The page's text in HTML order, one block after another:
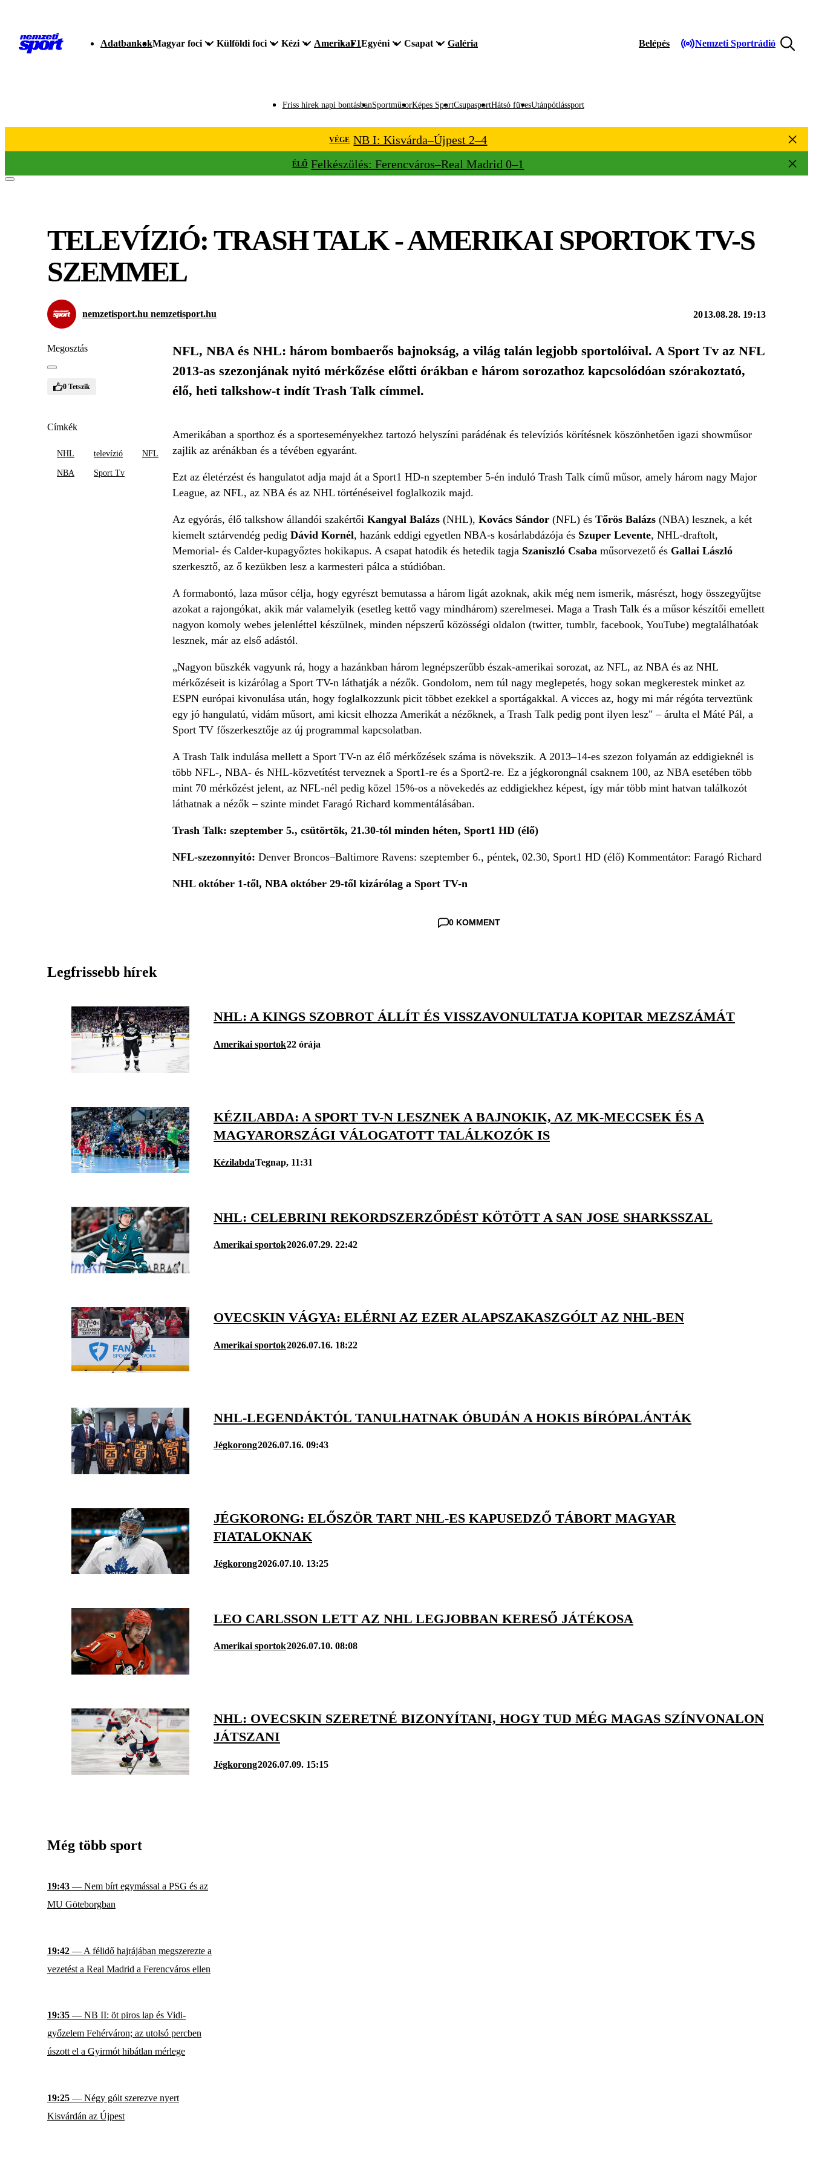
AdatbankokMagyar foci Külföldi foci Kézi AmerikaF1Egyéni Csapat Galéria Belépés Nemzeti Sportrádió
Friss hírek napi bontásbanSportműsorKépes SportCsupasportHátsó füvesUtánpótlássport
VÉGE NB I: Kisvárda–Újpest 2–4
ÉLŐ Felkészülés: Ferencváros–Real Madrid 0–1
TELEVÍZIÓ: TRASH TALK - AMERIKAI SPORTOK TV-S
SZEMMEL
nemzetisport.hu nemzetisport.hu 2013.08.28. 19:13
Megosztás
0 Tetszik
Címkék
NHL televízió NFL
NBA Sport Tv
NFL, NBA és NHL: három bombaerős bajnokság, a világ talán legjobb sportolóival. A Sport Tv az NFL
2013-as szezonjának nyitó mérkőzése előtti órákban e három sorozathoz kapcsolódóan szórakoztató,
élő, heti talkshow-t indít Trash Talk címmel.
Amerikában a sporthoz és a sporteseményekhez tartozó helyszíni parádénak és televíziós körítésnek köszönhetően igazi showműsor
zajlik az arénákban és a tévében egyaránt.
Ezt az életérzést és hangulatot adja majd át a Sport1 HD-n szeptember 5-én induló Trash Talk című műsor, amely három nagy Major
League, az NFL, az NBA és az NHL történéseivel foglalkozik majd.
Az egyórás, élő talkshow állandói szakértői Kangyal Balázs(NHL), Kovács Sándor (NFL) és Tőrös Balázs (NBA) lesznek, a két
kiemelt sztárvendég pedig Dávid Kornél, hazánk eddigi egyetlen NBA-s kosárlabdázója és Szuper Levente, NHL-draftolt,
Memorial- és Calder-kupagyőztes hokikapus. A csapat hatodik és hetedik tagja Szaniszló Csabaműsorvezető és Gallai László
szerkesztő, az ő kezükben lesz a karmesteri pálca a stúdióban.
A formabontó, laza műsor célja, hogy egyrészt bemutassa a három ligát azoknak, akik még nem ismerik, másrészt, hogy összegyűjtse
azokat a rajongókat, akik már valamelyik (esetleg kettő vagy mindhárom) szerelmesei. Maga a Trash Talk és a műsor készítői emellett
nagyon komoly webes jelenléttel készülnek, minden népszerű közösségi oldalon (twitter, tumblr, facebook, YouTube) megtalálhatóak
lesznek, már az első adástól.
„Nagyon büszkék vagyunk rá, hogy a hazánkban három legnépszerűbb észak-amerikai sorozat, az NFL, az NBA és az NHL
mérkőzéseit is kizárólag a Sport TV-n láthatják a nézők. Gondolom, nem túl nagy meglepetés, hogy sokan megkerestek minket az
ESPN európai kivonulása után, hogy foglalkozzunk picit többet ezekkel a sportágakkal. A vicces az, hogy mi már régóta terveztünk
egy jó hangulatú, vidám műsort, ami kicsit elhozza Amerikát a nézőknek, a Trash Talk pedig pont ilyen lesz" – árulta el Máté Pál, a
Sport TV főszerkesztője az új programmal kapcsolatban.
A Trash Talk indulása mellett a Sport TV-n az élő mérkőzések száma is növekszik. A 2013–14-es szezon folyamán az eddigieknél is
több NFL-, NBA- és NHL-közvetítést terveznek a Sport1-re és a Sport2-re. Ez a jégkorongnál csaknem 100, az NBA esetében több
mint 70 mérkőzést jelent, az NFL-nél pedig közel 15%-os a növekedés az eddigiekhez képest, így már több mint hatvan találkozót
láthatnak a nézők – szinte mindet Faragó Richard kommentálásában.
Trash Talk: szeptember 5., csütörtök, 21.30-tól minden héten, Sport1 HD (élő)
NFL-szezonnyitó: Denver Broncos–Baltimore Ravens: szeptember 6., péntek, 02.30, Sport1 HD (élő) Kommentátor: Faragó Richard
NHL október 1-től, NBA október 29-től kizárólag a Sport TV-n
0 KOMMENT
Legfrissebb hírek
NHL: A KINGS SZOBROT ÁLLÍT ÉS VISSZAVONULTATJA KOPITAR MEZSZÁMÁT
Amerikai sportok22 órája
KÉZILABDA: A SPORT TV-N LESZNEK A BAJNOKIK, AZ MK-MECCSEK ÉS A
MAGYARORSZÁGI VÁLOGATOTT TALÁLKOZÓK IS
KézilabdaTegnap, 11:31
NHL: CELEBRINI REKORDSZERZŐDÉST KÖTÖTT A SAN JOSE SHARKSSZAL
Amerikai sportok2026.07.29. 22:42
OVECSKIN VÁGYA: ELÉRNI AZ EZER ALAPSZAKASZGÓLT AZ NHL-BEN
Amerikai sportok2026.07.16. 18:22
NHL-LEGENDÁKTÓL TANULHATNAK ÓBUDÁN A HOKIS BÍRÓPALÁNTÁK
Jégkorong2026.07.16. 09:43
JÉGKORONG: ELŐSZÖR TART NHL-ES KAPUSEDZŐ TÁBORT MAGYAR
FIATALOKNAK
Jégkorong2026.07.10. 13:25
LEO CARLSSON LETT AZ NHL LEGJOBBAN KERESŐ JÁTÉKOSA
Amerikai sportok2026.07.10. 08:08
NHL: OVECSKIN SZERETNÉ BIZONYÍTANI, HOGY TUD MÉG MAGAS SZÍNVONALON
JÁTSZANI
Jégkorong2026.07.09. 15:15
Még több sport
19:43 — Nem bírt egymással a PSG és az
MU Göteborgban
19:42 — A félidő hajrájában megszerezte a
vezetést a Real Madrid a Ferencváros ellen
19:35 — NB II: öt piros lap és Vidi-
győzelem Fehérváron; az utolsó percben
úszott el a Gyirmót hibátlan mérlege
19:25 — Négy gólt szerezve nyert
Kisvárdán az Újpest